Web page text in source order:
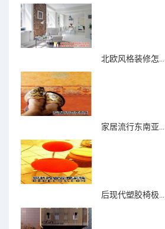
北欧风格装修怎...
家居流行东南亚...
后现代塑胶椅极...